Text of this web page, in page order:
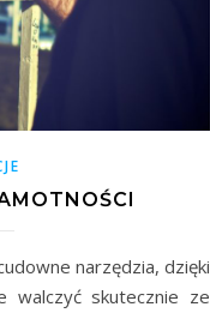
narzędzia, dzięki
skutecznie ze